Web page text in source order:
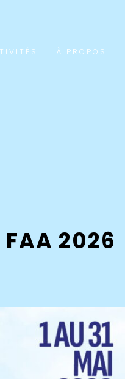
À PROPOS
FAA 2026